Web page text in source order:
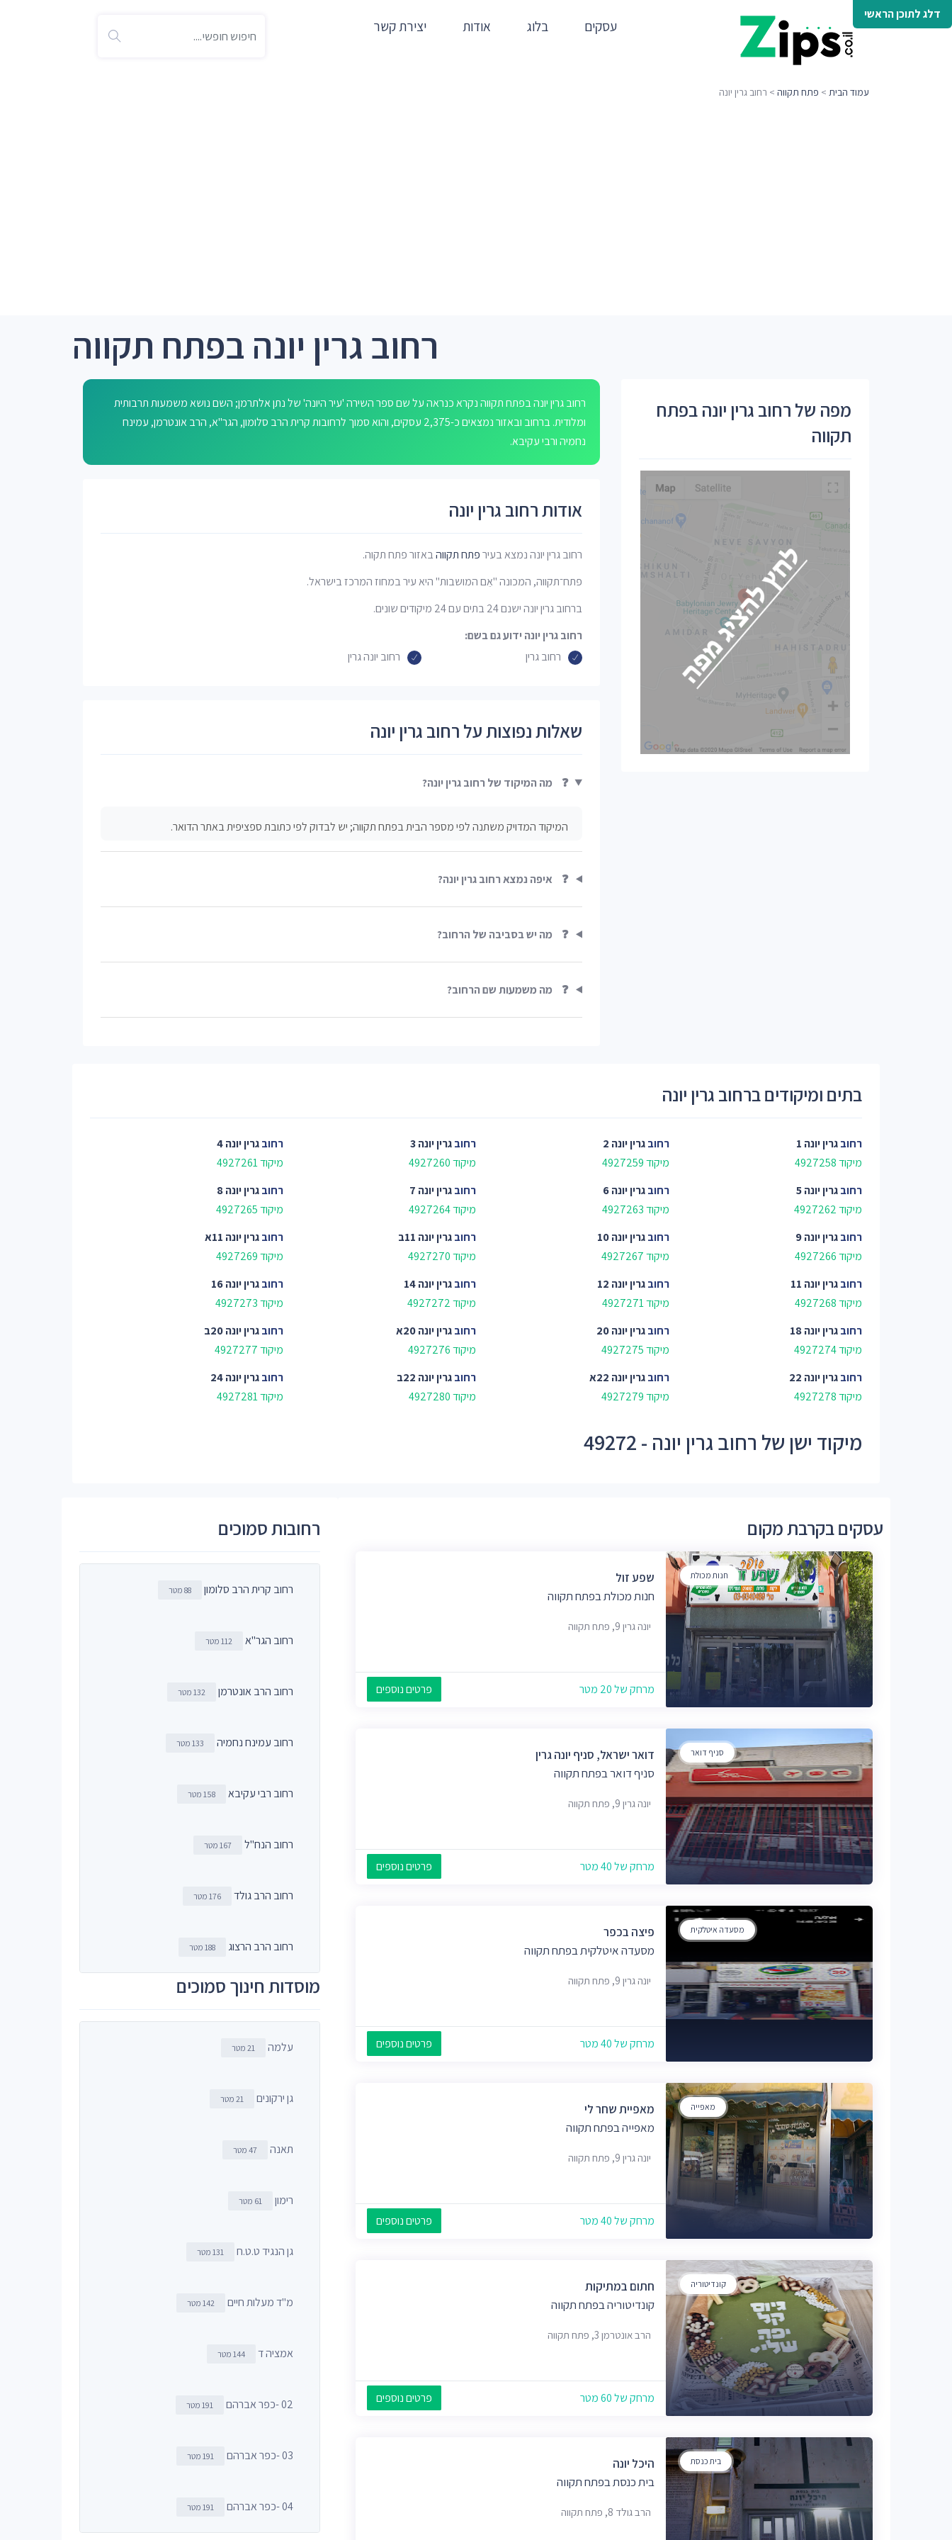
דלג לתוכן הראשי
עסקים בלוג אודות יצירת קשר
עמוד הבית > פתח תקווה > רחוב גרין יונה
רחוב גרין יונה בפתח תקווה
רחוב גרין יונה בפתח תקווה נקרא כנראה על שם ספר השירה 'עיר היונה' של נתן אלתרמן; השם נושא משמעות תרבותית
ומלודית. ברחוב ובאזור נמצאים כ-2,375 עסקים, והוא סמוך לרחובות קרית הרב סלומון, הגר"א, הרב אונטרמן, עמינח
נחמיה ורבי עקיבא.
אודות רחוב גרין יונה
רחוב גרין יונה נמצא בעירפתח תקווהבאזור פתח תקוה.
פתח־תקווה, המכונה "אֵם המושבות" היא עיר במחוז המרכז בישראל.
ברחוב גרין יונה ישנם 24 בתים עם 24 מיקודים שונים.
רחוב גרין יונה ידוע גם בשם:
רחוב גרין
רחוב יונה גרין
שאלות נפוצות על רחוב גרין יונה
❓ מה המיקוד של רחוב גרין יונה?
המיקוד המדויק משתנה לפי מספר הבית בפתח תקווה; יש לבדוק לפי כתובת ספציפית באתר הדואר.
❓ איפה נמצא רחוב גרין יונה?
❓ מה יש בסביבה של הרחוב?
❓ מה משמעות שם הרחוב?
מפה של רחוב גרין יונה בפתח
תקווה
בתים ומיקודים ברחוב גרין יונה
רחובגרין יונה 1
מיקוד 4927258
רחובגרין יונה 2
מיקוד 4927259
רחובגרין יונה 3
מיקוד 4927260
רחובגרין יונה 4
מיקוד 4927261
רחובגרין יונה 5
מיקוד 4927262
רחובגרין יונה 6
מיקוד 4927263
רחובגרין יונה 7
מיקוד 4927264
רחובגרין יונה 8
מיקוד 4927265
רחובגרין יונה 9
מיקוד 4927266
רחובגרין יונה 10
מיקוד 4927267
רחובגרין יונה 11ב
מיקוד 4927270
רחובגרין יונה 11א
מיקוד 4927269
רחובגרין יונה 11
מיקוד 4927268
רחובגרין יונה 12
מיקוד 4927271
רחובגרין יונה 14
מיקוד 4927272
רחובגרין יונה 16
מיקוד 4927273
רחובגרין יונה 18
מיקוד 4927274
רחובגרין יונה 20
מיקוד 4927275
רחובגרין יונה 20א
מיקוד 4927276
רחובגרין יונה 20ב
מיקוד 4927277
רחובגרין יונה 22
מיקוד 4927278
רחובגרין יונה 22א
מיקוד 4927279
רחובגרין יונה 22ב
מיקוד 4927280
רחובגרין יונה 24
מיקוד 4927281
מיקוד ישן של רחוב גרין יונה - 49272
עסקים בקרבת מקום
חנות מכולת
שפע זול
חנות מכולת בפתח תקווה
יונה גרין 9, פתח תקווה
מרחק של 20 מטר פרטים נוספים
סניף דואר
דואר ישראל, סניף יונה גרין
סניף דואר בפתח תקווה
יונה גרין 9, פתח תקווה
מרחק של 40 מטר פרטים נוספים
מסעדה איטלקית
פיצה בכפר
מסעדה איטלקית בפתח תקווה
יונה גרין 9, פתח תקווה
מרחק של 40 מטר פרטים נוספים
מאפייה
מאפיית שחר לי
מאפייה בפתח תקווה
יונה גרין 9, פתח תקווה
מרחק של 40 מטר פרטים נוספים
קונדיטוריה
חתום במתיקות
קונדיטוריה בפתח תקווה
הרב אונטרמן 3, פתח תקווה
מרחק של 60 מטר פרטים נוספים
בית כנסת
היכל יונה
בית כנסת בפתח תקווה
הרב גולד 8, פתח תקווה
רחובות סמוכים
רחוב קרית הרב סלומון 88 מטר
רחוב הגר"א 112 מטר
רחוב הרב אונטרמן 132 מטר
רחוב עמינח נחמיה 133 מטר
רחוב רבי עקיבא 158 מטר
רחוב הנח"ל 167 מטר
רחוב הרב גולד 176 מטר
רחוב הרב הרצוג 188 מטר
מוסדות חינוך סמוכים
עלמה 21 מטר
גן ירקונים 21 מטר
תאנה 47 מטר
רימון 61 מטר
גן הנגיד ט.ט.ח 131 מטר
מ"ד מעלות חיים 142 מטר
אמציה ד 144 מטר
02 -כפר אברהם 191 מטר
03 -כפר אברהם 191 מטר
04 -כפר אברהם 191 מטר